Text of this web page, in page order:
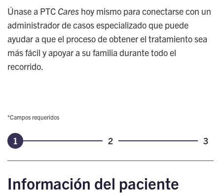
Únase a PTC Cares hoy mismo para conectarse con un
administrador de casos especializado que puede
ayudar a que el proceso de obtener el tratamiento sea
más fácil y apoyar a su familia durante todo el
recorrido.
*Campos requeridos
1 2 3
Información del paciente